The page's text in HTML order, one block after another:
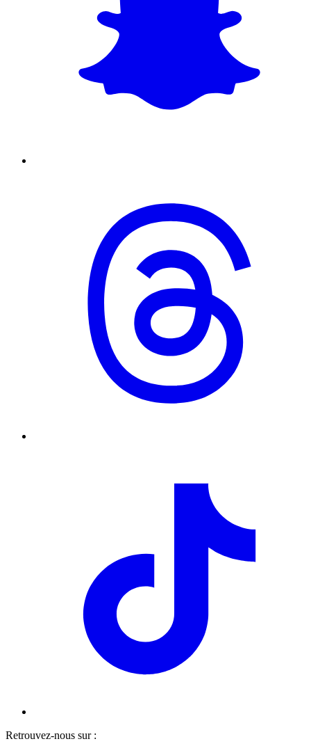
Retrouvez-nous sur :